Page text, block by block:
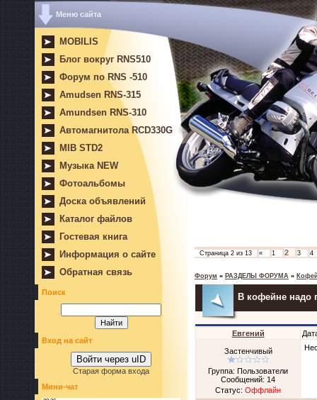
Меню сайта
MOBILIS
Блог вокруг RNS510
Форум по RNS -510
Amudsen RNS-315
Amundsen RNS-310
Автомагнитола RCD330G
MIB STD2
Музыка NEW
Фотоальбомы
Доска объявлений
Каталог файлов
Гостевая книга
Информация о сайте
Обратная связь
Поиск
Вход на сайт
Войти через uID
Старая форма входа
Мини-чат
Страница 2 из 13 « 1 2 3 4
Форум » РАЗДЕЛЫ ФОРУМА »
В кофейне надо
Евгений
Застенчивый
Группа: Пользователи
Сообщений: 14
Статус: Оффлайн